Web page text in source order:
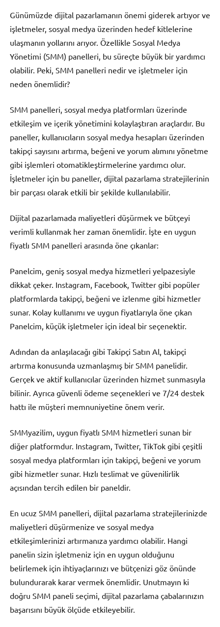
Günümüzde dijital pazarlamanın önemi giderek artıyor ve
işletmeler, sosyal medya üzerinden hedef kitlelerine
ulaşmanın yollarını arıyor. Özellikle Sosyal Medya
Yönetimi (SMM) panelleri, bu süreçte büyük bir yardımcı
olabilir. Peki, SMM panelleri nedir ve işletmeler için
neden önemlidir?
SMM panelleri, sosyal medya platformları üzerinde
etkileşim ve içerik yönetimini kolaylaştıran araçlardır. Bu
paneller, kullanıcıların sosyal medya hesapları üzerinden
takipçi sayısını artırma, beğeni ve yorum alımını yönetme
gibi işlemleri otomatikleştirmelerine yardımcı olur.
İşletmeler için bu paneller, dijital pazarlama stratejilerinin
bir parçası olarak etkili bir şekilde kullanılabilir.
Dijital pazarlamada maliyetleri düşürmek ve bütçeyi
verimli kullanmak her zaman önemlidir. İşte en uygun
fiyatlı SMM panelleri arasında öne çıkanlar:
Panelcim, geniş sosyal medya hizmetleri yelpazesiyle
dikkat çeker. Instagram, Facebook, Twitter gibi popüler
platformlarda takipçi, beğeni ve izlenme gibi hizmetler
sunar. Kolay kullanımı ve uygun fiyatlarıyla öne çıkan
Panelcim, küçük işletmeler için ideal bir seçenektir.
Adından da anlaşılacağı gibi Takipçi Satın Al, takipçi
artırma konusunda uzmanlaşmış bir SMM panelidir.
Gerçek ve aktif kullanıcılar üzerinden hizmet sunmasıyla
bilinir. Ayrıca güvenli ödeme seçenekleri ve 7/24 destek
hattı ile müşteri memnuniyetine önem verir.
SMMyazilim, uygun fiyatlı SMM hizmetleri sunan bir
diğer platformdur. Instagram, Twitter, TikTok gibi çeşitli
sosyal medya platformları için takipçi, beğeni ve yorum
gibi hizmetler sunar. Hızlı teslimat ve güvenilirlik
açısından tercih edilen bir paneldir.
En ucuz SMM panelleri, dijital pazarlama stratejilerinizde
maliyetleri düşürmenize ve sosyal medya
etkileşimlerinizi artırmanıza yardımcı olabilir. Hangi
panelin sizin işletmeniz için en uygun olduğunu
belirlemek için ihtiyaçlarınızı ve bütçenizi göz önünde
bulundurarak karar vermek önemlidir. Unutmayın ki
doğru SMM paneli seçimi, dijital pazarlama çabalarınızın
başarısını büyük ölçüde etkileyebilir.